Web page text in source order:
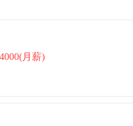
月薪)